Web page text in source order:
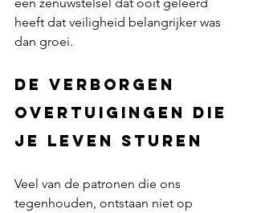
heeft dat veiligheid belangrijker was
dan groei.
De verborgen
overtuigingen die
je leven sturen
Veel van de patronen die ons
tegenhouden, ontstaan niet op